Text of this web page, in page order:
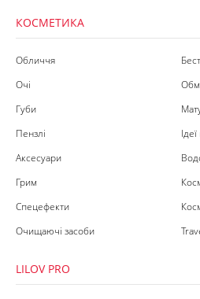
КОСМЕТИКА
Обличчя
Очі
Губи
Пензлі
Аксесуари
Грим
Спецефекти
Очищаючі засоби
LILOV PRO